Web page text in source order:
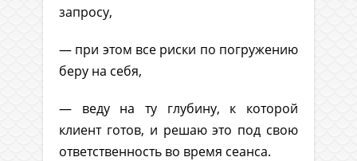
запросу,
— при этом все риски по погружению
беру на себя,
— веду на ту глубину, к которой
клиент готов, и решаю это под свою
ответственность во время сеанса.